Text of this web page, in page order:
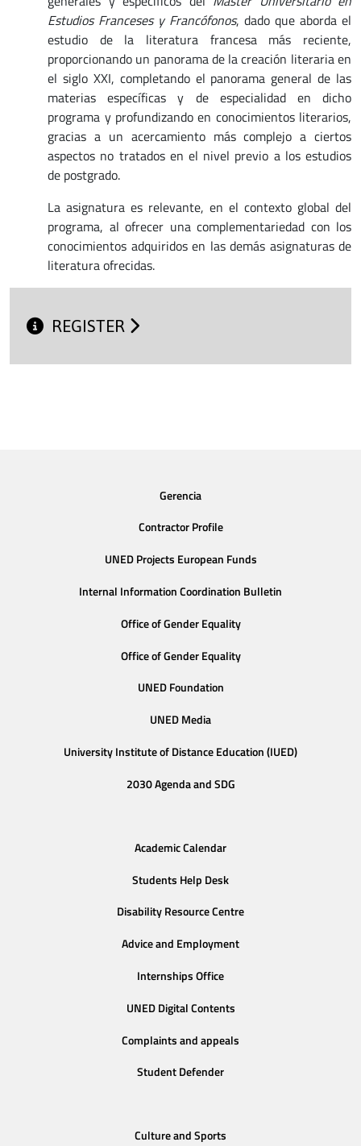
Estudios Franceses y Francófonos, dado que aborda el
estudio de la literatura francesa más reciente,
proporcionando un panorama de la creación literaria en
el siglo XXI, completando el panorama general de las
materias específicas y de especialidad en dicho
programa y profundizando en conocimientos literarios,
gracias a un acercamiento más complejo a ciertos
aspectos no tratados en el nivel previo a los estudios
de postgrado.
La asignatura es relevante, en el contexto global del
programa, al ofrecer una complementariedad con los
conocimientos adquiridos en las demás asignaturas de
literatura ofrecidas.
REGISTER
Gerencia
Contractor Profile
UNED Projects European Funds
Internal Information Coordination Bulletin
Office of Gender Equality
Office of Gender Equality
UNED Foundation
UNED Media
University Institute of Distance Education (IUED)
2030 Agenda and SDG
Academic Calendar
Students Help Desk
Disability Resource Centre
Advice and Employment
Internships Office
UNED Digital Contents
Complaints and appeals
Student Defender
Culture and Sports